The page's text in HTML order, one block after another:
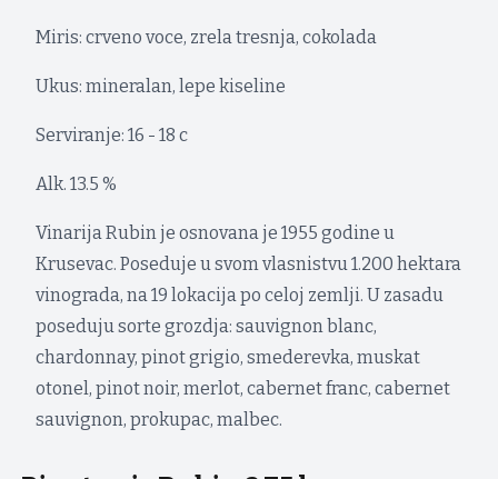
Miris: crveno voce, zrela tresnja, cokolada
Ukus: mineralan, lepe kiseline
Serviranje: 16 - 18 c
Alk. 13.5 %
Vinarija Rubin je osnovana je 1955 godine u
Krusevac. Poseduje u svom vlasnistvu 1.200 hektara
vinograda, na 19 lokacija po celoj zemlji. U zasadu
poseduju sorte grozdja: sauvignon blanc,
chardonnay, pinot grigio, smederevka, muskat
otonel, pinot noir, merlot, cabernet franc, cabernet
sauvignon, prokupac, malbec.